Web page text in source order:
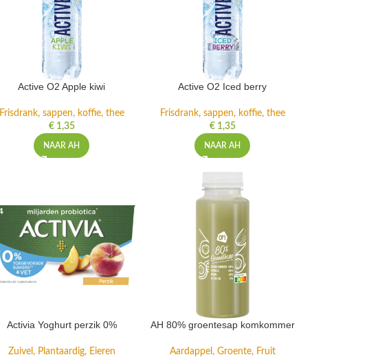
Active O2 Apple kiwi
Frisdrank, sappen, koffie, thee
€1,35
NAAR AH
Active O2 Iced berry
Frisdrank, sappen, koffie, thee
€1,35
NAAR AH
Activia Yoghurt perzik 0%
Zuivel, Plantaardig, Eieren
AH 80% groentesap komkommer
Aardappel, Groente, Fruit